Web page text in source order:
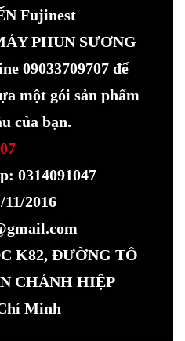
Fujinest
PHUN SƯƠNG
09033709707 để
một gói sản phẩm
của bạn.
0314091047
2016
K82, ĐƯỜNG TÔ
CHÁNH HIỆP
Minh